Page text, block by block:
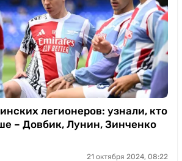
легионеров: узнали, кто
– Довбик, Лунин, Зинченко
21 октября 2024, 08:22